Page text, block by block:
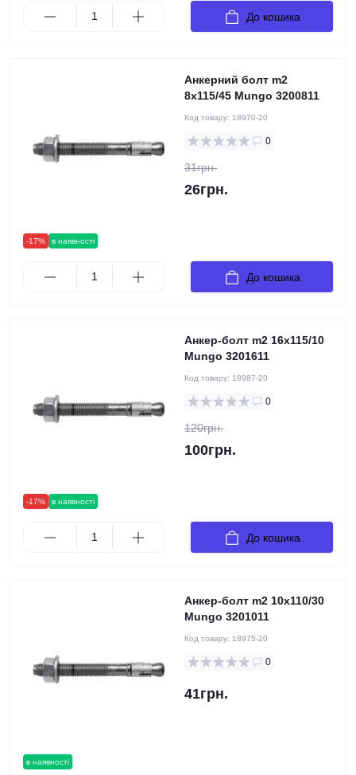
До кошика
-17% в наявності
Анкерний болт m2
8х115/45 Mungo 3200811
Код товару: 18970-20
0
31грн.
26грн.
До кошика
-17% в наявності
Анкер-болт m2 16х115/10
Mungo 3201611
Код товару: 18987-20
0
120грн.
100грн.
До кошика
в наявності
Анкер-болт m2 10х110/30
Mungo 3201011
Код товару: 18975-20
0
41грн.